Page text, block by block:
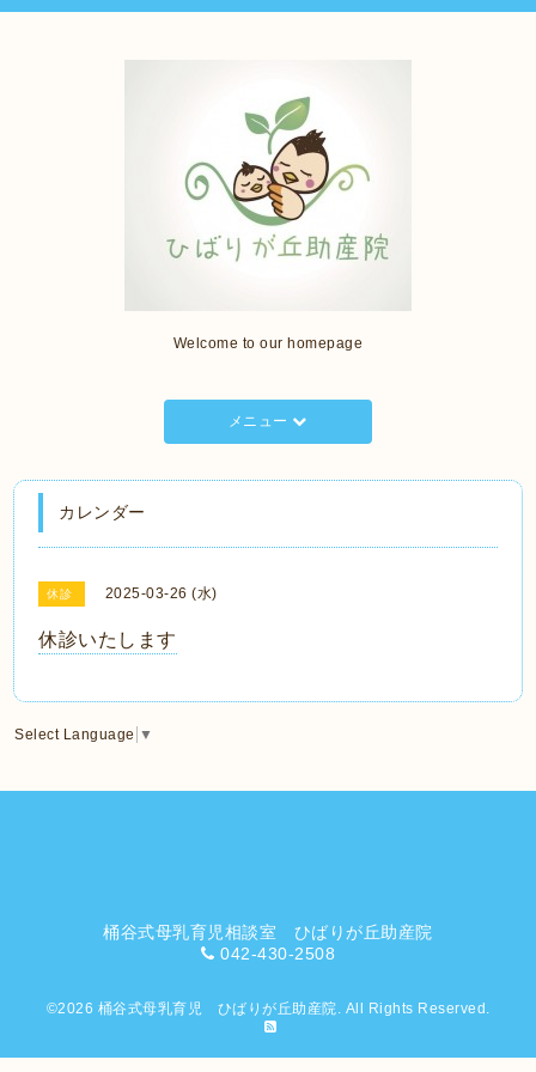
Welcome to our homepage
メニュー
カレンダー
休診 2025-03-26 (水)
休診いたします
Select Language ▼
桶谷式母乳育児相談室 ひばりが丘助産院
042-430-2508
©2026 桶谷式母乳育児 ひばりが丘助産院. All Rights Reserved.